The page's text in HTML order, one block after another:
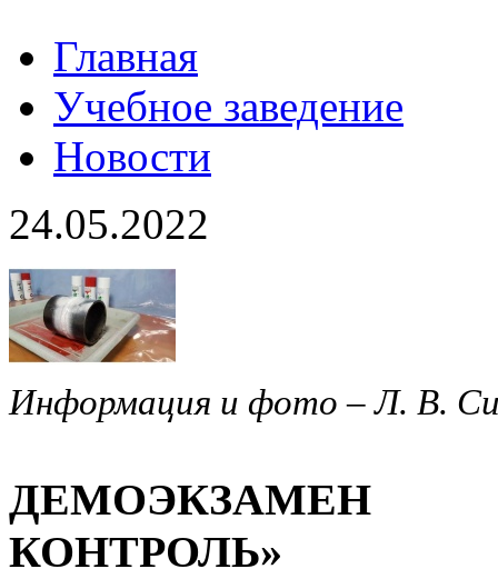
Главная
Учебное заведение
Новости
24.05.2022
Информация и фото – Л. В.
ДЕМОЭКЗАМЕН
КОНТРОЛЬ»